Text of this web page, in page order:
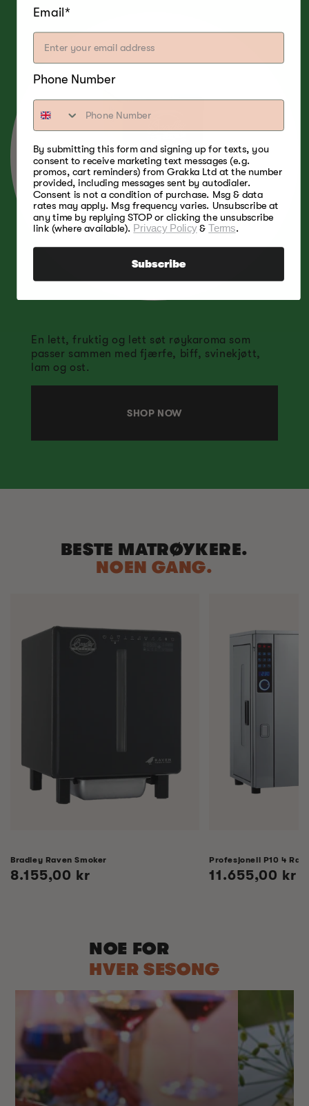
En lett, fruktig og lett søt røykaroma som
passer sammen med fjærfe, biff, svinekjøtt,
lam og ost.
SHOP NOW
BESTE MATRØYKERE.
NOEN GANG.
Bradley Raven Smoker
Vanlig
8.155,00 kr
Profesjonell P10 4
Vanlig
11.655,00 kr
NOE FOR
HVER SESONG
Email*
Phone Number
By submitting this form and signing up for texts, you
consent to receive marketing text messages (e.g.
promos, cart reminders) from Grakka Ltd at the number
provided, including messages sent by autodialer.
Consent is not a condition of purchase. Msg & data
rates may apply. Msg frequency varies. Unsubscribe at
any time by replying STOP or clicking the unsubscribe
link (where available). Privacy Policy&Terms.
Subscribe